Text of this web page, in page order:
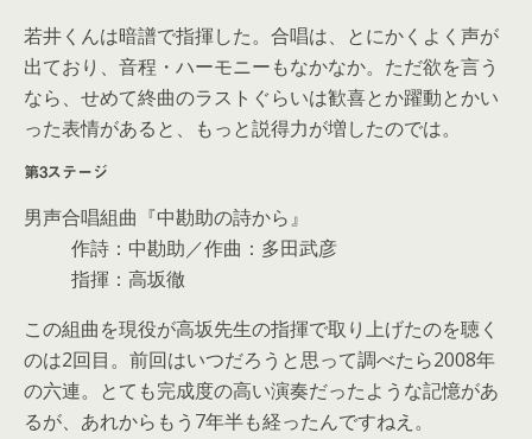
若井くんは暗譜で指揮した。合唱は、とにかくよく声が
出ており、音程・ハーモニーもなかなか。ただ欲を言う
なら、せめて終曲のラストぐらいは歓喜とか躍動とかい
った表情があると、もっと説得力が増したのでは。
第3ステージ
男声合唱組曲『中勘助の詩から』
作詩：中勘助／作曲：多田武彦
指揮：高坂徹
この組曲を現役が高坂先生の指揮で取り上げたのを聴く
のは2回目。前回はいつだろうと思って調べたら2008年
の六連。とても完成度の高い演奏だったような記憶があ
るが、あれからもう7年半も経ったんですねえ。